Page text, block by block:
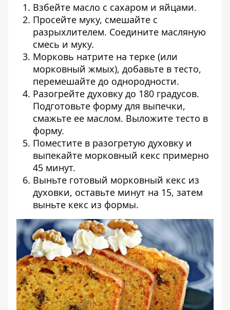
Взбейте масло с сахаром и яйцами.
Просейте муку, смешайте с
разрыхлителем. Соедините масляную
смесь и муку.
Морковь натрите на терке (или
морковный жмых), добавьте в тесто,
перемешайте до однородности.
Разогрейте духовку до 180 градусов.
Подготовьте форму для выпечки,
смажьте ее маслом. Выложите тесто в
форму.
Поместите в разогретую духовку и
выпекайте морковный кекс примерно
45 минут.
Выньте готовый морковный кекс из
духовки, оставьте минут на 15, затем
выньте кекс из формы.